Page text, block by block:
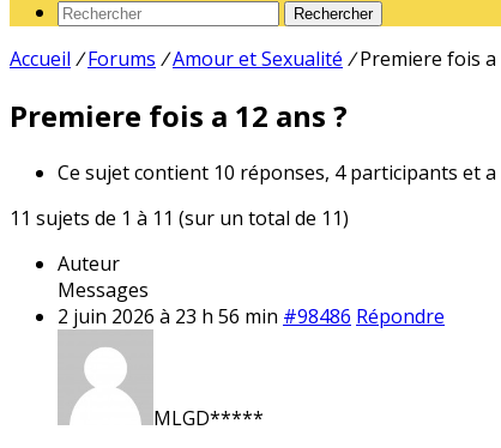
Rechercher
Accueil / Forums /Amour et Sexualité / Premiere fois a
Premiere fois a 12 ans ?
Ce sujet contient 10 réponses, 4 participants et
11 sujets de 1 à 11 (sur un total de 11)
Auteur
Messages
2 juin 2026 à 23 h 56 min #98486 Répondre
MLGD*****